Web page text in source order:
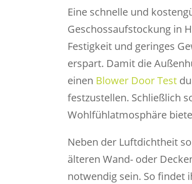
Eine schnelle und
Geschossaufstockung in
Festigkeit und geringes
erspart. Damit die
einen Blower Door Test
festzustellen. Schließlich
Wohlfühlatmosphäre
Neben der Luftdichtheit
älteren Wand- oder
notwendig sein. So findet